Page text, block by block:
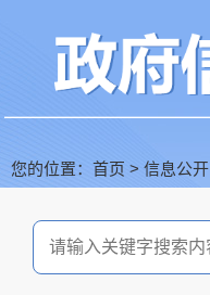
您的位置： 首页 > 信息公开